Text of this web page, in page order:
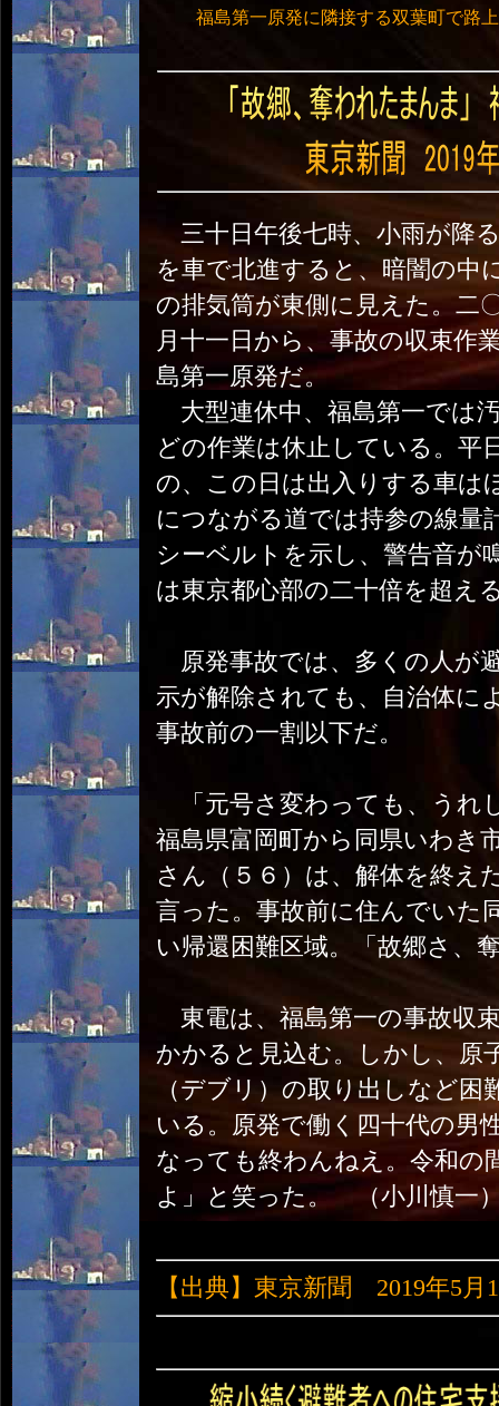
福島第一原発に隣接する双葉町で路
三十日午後七時、小雨が降
を車で北進すると、暗闇の中
の排気筒が東側に見えた。二
月十一日から、事故の収束作
島第一原発だ。
大型連休中、福島第一では
どの作業は休止している。平
の、この日は出入りする車は
につながる道では持参の線量
シーベルトを示し、警告音が
は東京都心部の二十倍を超え
原発事故では、多くの人が
示が解除されても、自治体に
事故前の一割以下だ。
「元号さ変わっても、うれ
福島県富岡町から同県いわき
さん（５６）は、解体を終え
言った。事故前に住んでいた
い帰還困難区域。「故郷さ、
東電は、福島第一の事故収
かかると見込む。しかし、原
（デブリ）の取り出しなど
いる。原発で働く四十代の男
なっても終わんねえ。令和の
よ」と笑った。 （小川慎一
【出典】東京新聞 2019年5月